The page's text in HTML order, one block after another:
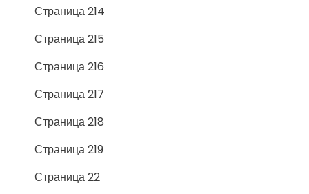
Страница 214
Страница 215
Страница 216
Страница 217
Страница 218
Страница 219
Страница 22